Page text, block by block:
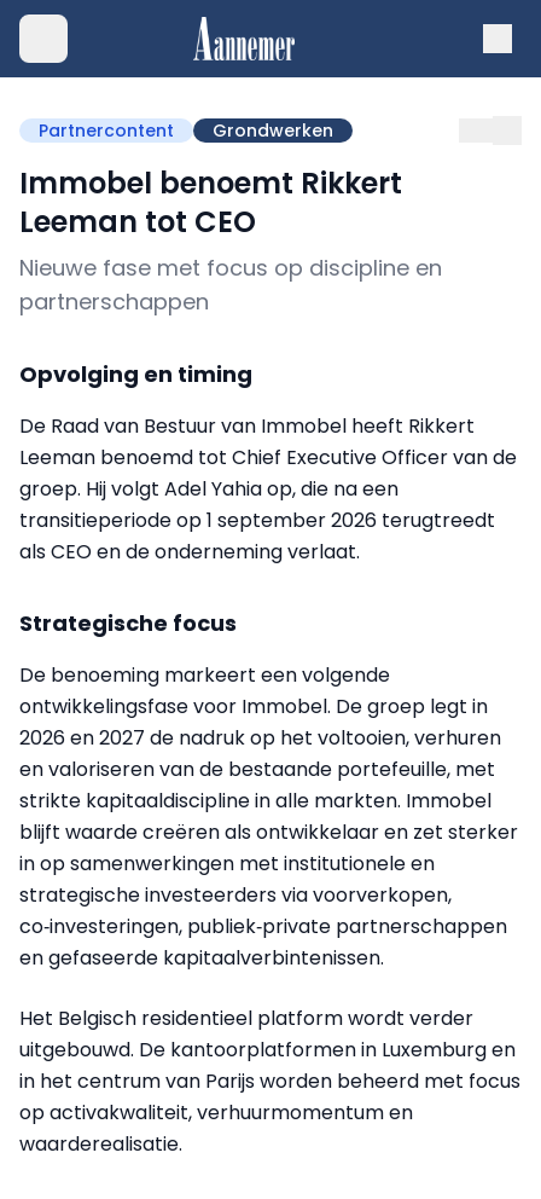
Partnercontent Grondwerken
Immobel benoemt Rikkert
Leeman tot CEO
Nieuwe fase met focus op discipline en
partnerschappen
Opvolging en timing
De Raad van Bestuur van Immobel heeft Rikkert
Leeman benoemd tot Chief Executive Officer van de
groep. Hij volgt Adel Yahia op, die na een
transitieperiode op 1 september 2026 terugtreedt
als CEO en de onderneming verlaat.
Strategische focus
De benoeming markeert een volgende
ontwikkelingsfase voor Immobel. De groep legt in
2026 en 2027 de nadruk op het voltooien, verhuren
en valoriseren van de bestaande portefeuille, met
strikte kapitaaldiscipline in alle markten. Immobel
blijft waarde creëren als ontwikkelaar en zet sterker
in op samenwerkingen met institutionele en
strategische investeerders via voorverkopen,
co‑investeringen, publiek‑private partnerschappen
en gefaseerde kapitaalverbintenissen.
Het Belgisch residentieel platform wordt verder
uitgebouwd. De kantoorplatformen in Luxemburg en
in het centrum van Parijs worden beheerd met focus
op activakwaliteit, verhuurmomentum en
waarderealisatie.